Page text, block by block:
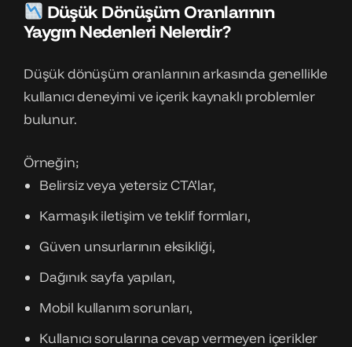
Düşük Dönüşüm Oranlarının
Yaygın Nedenleri Nelerdir?
Düşük dönüşüm oranlarının arkasında genellikle
kullanıcı deneyimi ve içerik kaynaklı problemler
bulunur.
Örneğin;
Belirsiz veya yetersiz CTA’lar,
Karmaşık iletişim ve teklif formları,
Güven unsurlarının eksikliği,
Dağınık sayfa yapıları,
Mobil kullanım sorunları,
Kullanıcı sorularına cevap vermeyen içerikler